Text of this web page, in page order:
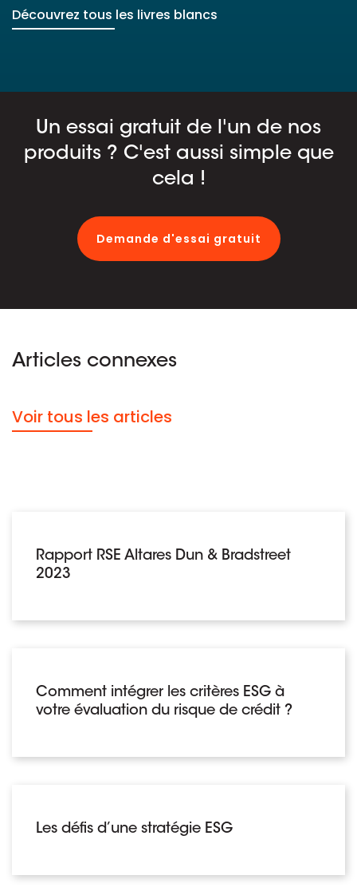
Découvrez tous les livres blancs
Un essai gratuit de l'un de nos
produits ? C'est aussi simple que
cela !
Demande d'essai gratuit
Articles connexes
Voir tous les articles
Rapport RSE Altares Dun & Bradstreet
2023
Comment intégrer les critères ESG à
votre évaluation du risque de crédit ?
Les défis d’une stratégie ESG